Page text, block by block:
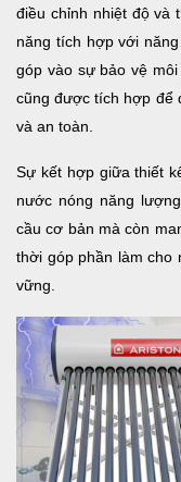
điều chỉnh nhiệt độ và
năng tích hợp với
góp vào sự bảo vệ
cũng được tích hợp để
và an toàn.
Sự kết hợp giữa thiết
nước nóng năng
cầu cơ bản mà còn
thời góp phần làm cho
vững.